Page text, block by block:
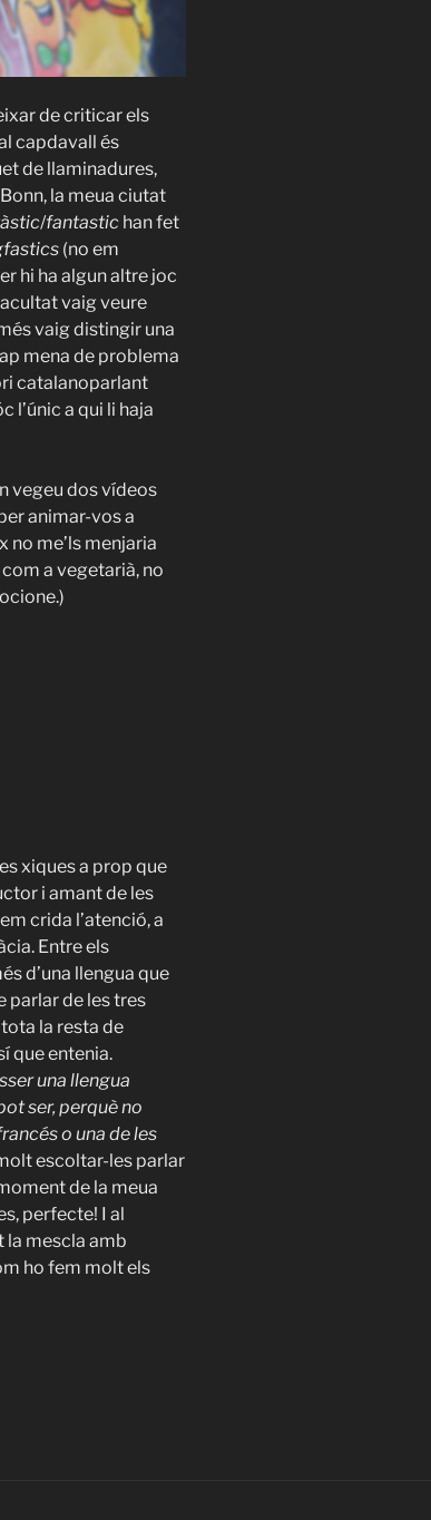
de criticar els
capdavall és
de llaminadures,
la meua ciutat
/fantastichan fet
(no em
hi ha algun altre joc
vaig veure
vaig distingir una
mena de problema
catalanoparlant
l’únic a qui li haja
vegeu dos vídeos
animar-vos a
no me’ls menjaria
a vegetarià, no
xiques a prop que
i amant de les
crida l’atenció, a
Entre els
d’una llengua que
parlar de les tres
la resta de
que entenia.
una llengua
ser, perquè no
o una de les
escoltar-les parlar
de la meua
perfecte! I al
la mescla amb
ho fem molt els